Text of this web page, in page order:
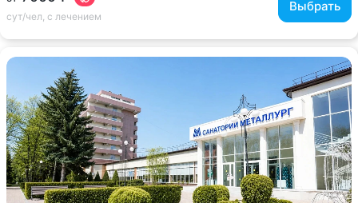
сут/чел, с лечением
Выбрать